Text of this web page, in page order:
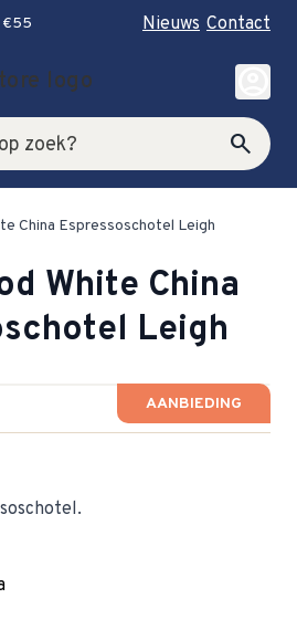
€55 Nieuws Contact
search
account_circle
China Espressoschotel Leigh
White China
Leigh
AANBIEDING